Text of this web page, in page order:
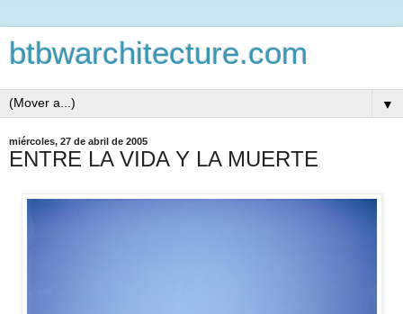
btbwarchitecture.com
▼
miércoles, 27 de abril de 2005
ENTRE LA VIDA Y LA MUERTE